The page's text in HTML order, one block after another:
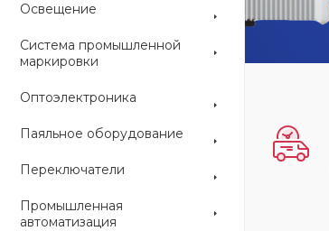
Освещение
Система промышленной
маркировки
Оптоэлектроника
Паяльное оборудование
Переключатели
Промышленная
автоматизация